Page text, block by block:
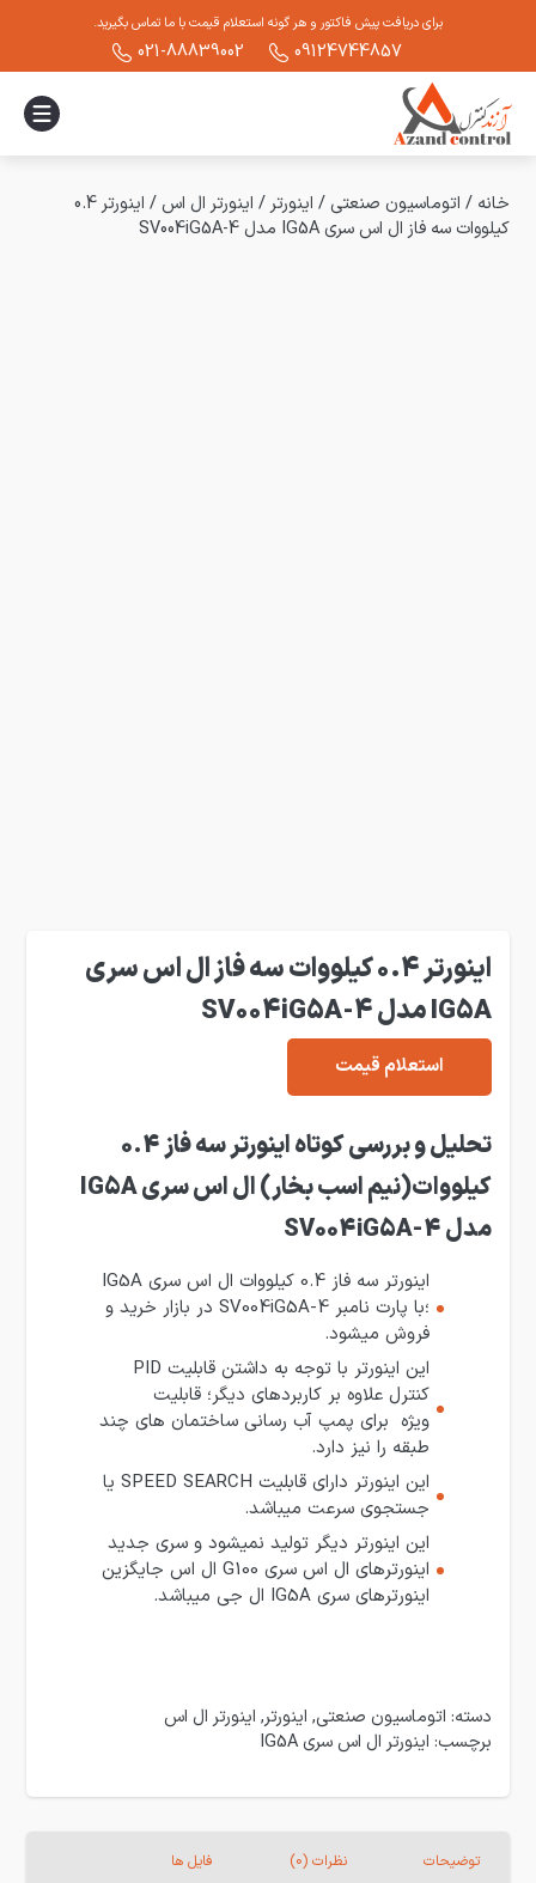
برای دریافت پیش فاکتور و هر گونه استعلام قیمت با ما تماس بگیرید.
09124744857
021-88839002
خانه / اتوماسیون صنعتی / اینورتر / اینورتر ال اس /
اینورتر 0.4
کیلووات سه فاز ال اس سری IG5A مدل SV004iG5A-4
اینورتر 0.4 کیلووات سه فاز ال اس سری
IG5A مدل SV004iG5A-4
استعلام قیمت
تحلیل و بررسی کوتاه اینورتر سه فاز 0.4
کیلووات(نیم اسب بخار) ال اس سری IG5A
مدل SV004iG5A-4
اینورتر سه فاز 0.4 کیلووات ال اس سری IG5A
؛با پارت نامبر SV004iG5A-4 در بازار خرید و
فروش میشود.
این اینورتر با توجه به داشتن قابلیت PID
کنترل علاوه بر کاربردهای دیگر؛ قابلیت
ویژه برای پمپ آب رسانی ساختمان های چند
طبقه را نیز دارد.
این اینورتر دارای قابلیت SPEED SEARCH یا
جستجوی سرعت میباشد.
این اینورتر دیگر تولید نمیشود و سری جدید
اینورترهای ال اس سری G100 ال اس جایگزین
اینورترهای سری IG5A ال جی میباشد.
دسته: اتوماسیون صنعتی, اینورتر, اینورتر ال اس
برچسب: اینورتر ال اس سری IG5A
توضیحات نظرات (0) فایل ها